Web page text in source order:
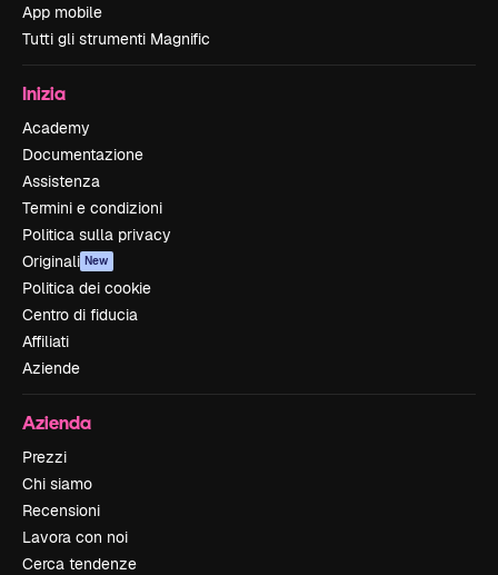
App mobile
Tutti gli strumenti Magnific
Inizia
Academy
Documentazione
Assistenza
Termini e condizioni
Politica sulla privacy
Originali New
Politica dei cookie
Centro di fiducia
Affiliati
Aziende
Azienda
Prezzi
Chi siamo
Recensioni
Lavora con noi
Cerca tendenze